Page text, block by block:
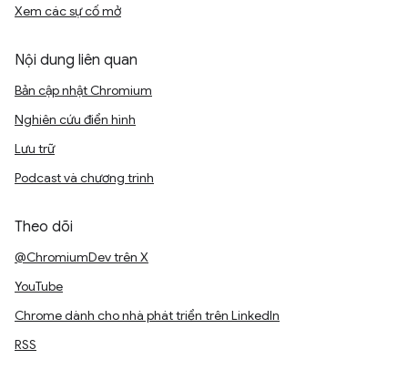
Xem các sự cố mở
Nội dung liên quan
Bản cập nhật Chromium
Nghiên cứu điển hình
Lưu trữ
Podcast và chương trình
Theo dõi
@ChromiumDev trên X
YouTube
Chrome dành cho nhà phát triển trên LinkedIn
RSS